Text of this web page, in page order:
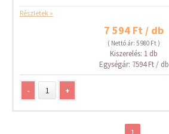
Részletek »
7 594 Ft / db
( Nettó ár: 5 980 Ft )
Kiszerelés: 1 db
Egységár: 7594 Ft / db
- +